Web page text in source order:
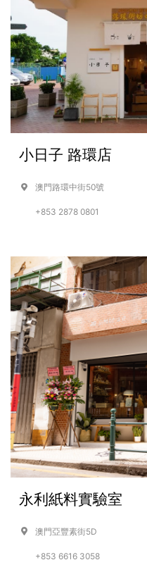
小日子 路環店
澳門路環中街50號
+853 2878 0801
永利紙料實驗室
澳門亞豐素街5D
+853 6616 3058